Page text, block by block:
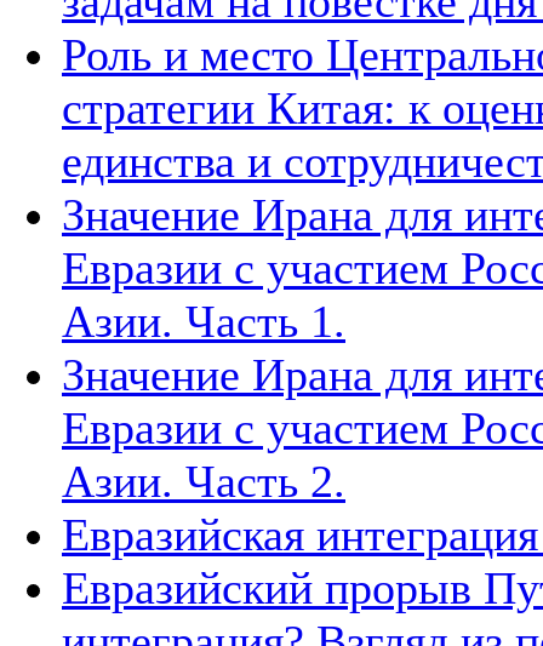
Роль и место
стратегии Китая: к
единства и
Значение Ирана для
Евразии с участием
Азии. Часть 1.
Значение Ирана для
Евразии с участием
Азии. Часть 2.
Евразийская
Евразийский прорыв